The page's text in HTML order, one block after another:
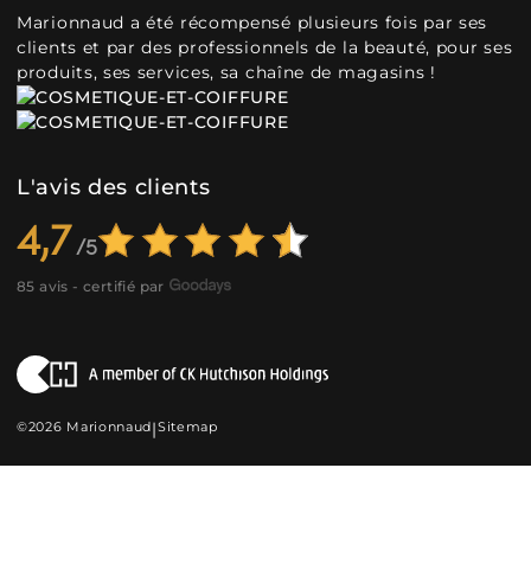
Marionnaud a été récompensé plusieurs fois par ses
clients et par des professionnels de la beauté, pour ses
produits, ses services, sa chaîne de magasins !
L'avis des clients
4,7
85 avis - certifié par
©2026 Marionnaud|Sitemap